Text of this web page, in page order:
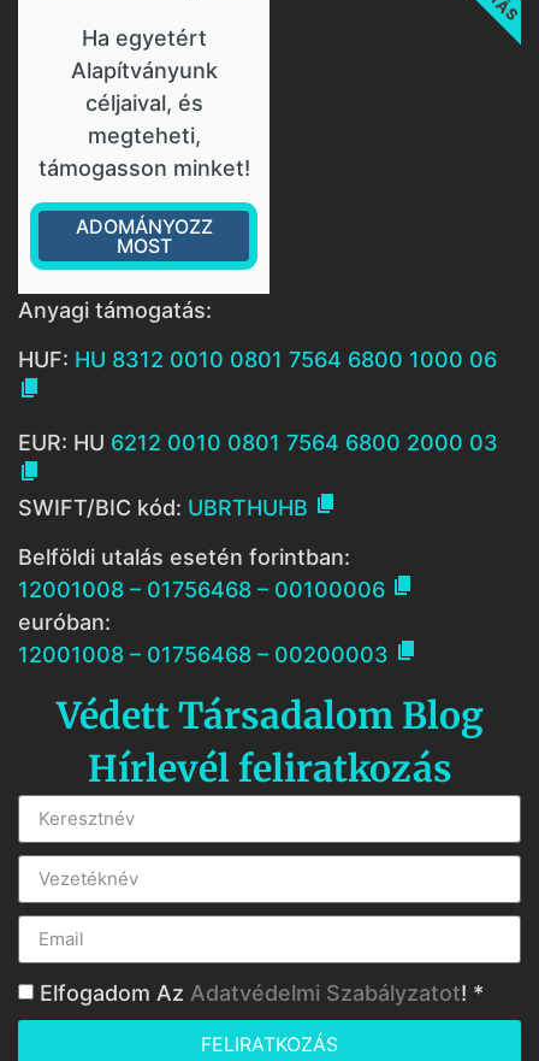
Ha egyetért
Alapítványunk
céljaival, és
megteheti,
támogasson minket!
ADOMÁNYOZZ
MOST
Anyagi támogatás:
HUF: HU 8312 0010 0801 7564 6800 1000 06

EUR: HU 6212 0010 0801 7564 6800 2000 03

SWIFT/BIC kód: UBRTHUHB 
Belföldi utalás esetén forintban:
12001008 – 01756468 – 00100006 
euróban:
12001008 – 01756468 – 00200003 
Védett Társadalom Blog
Hírlevél feliratkozás
Elfogadom Az Adatvédelmi Szabályzatot! *
FELIRATKOZÁS